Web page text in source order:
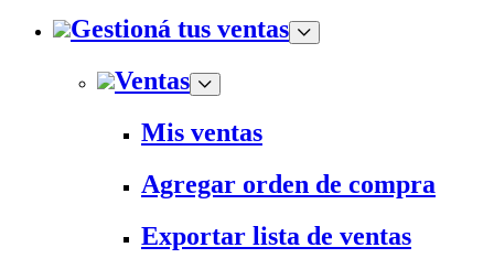
Gestioná tus ventas
Ventas
Mis ventas
Agregar orden de compra
Exportar lista de ventas